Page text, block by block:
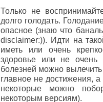
Только не
долго голодать.
опасное (знаю что
disclaimer:)). Идти на
иметь или очень
здоровье или не
болезней можно
главное не достижения, а
некоторые можно
некоторым версиям).